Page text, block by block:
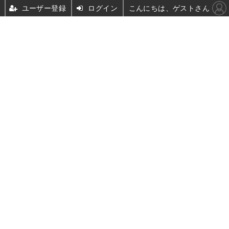
ユーザー登録 ログイン こんにちは、ゲストさん